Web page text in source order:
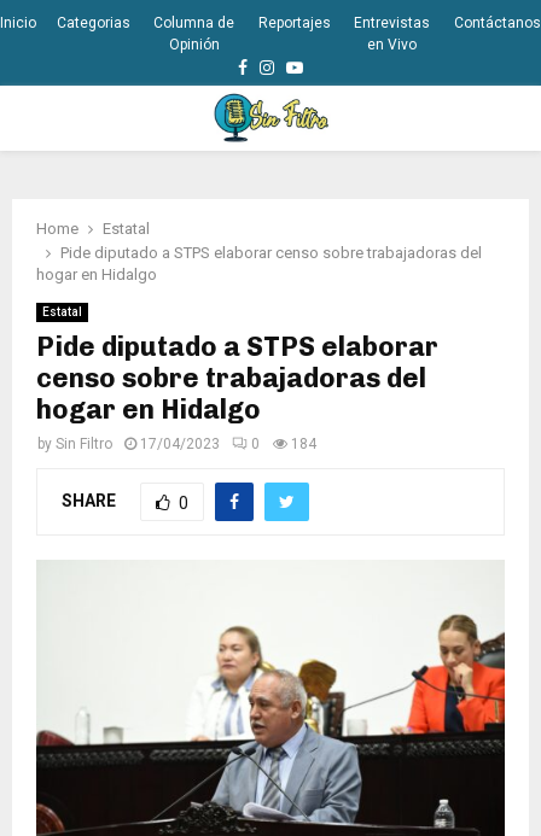
Inicio Categorias
Columna de
Opinión
Reportajes
Entrevistas
en Vivo
Contáctanos
Facebook
Instagram
Youtube
Home
Estatal
Pide diputado a STPS elaborar censo sobre trabajadoras del
hogar en Hidalgo
Estatal
Pide diputado a STPS elaborar
censo sobre trabajadoras del
hogar en Hidalgo
by Sin Filtro 17/04/2023 0 184
SHARE 0